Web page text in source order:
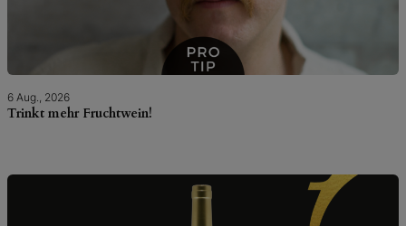
6 Aug., 2026
Trinkt mehr Fruchtwein!